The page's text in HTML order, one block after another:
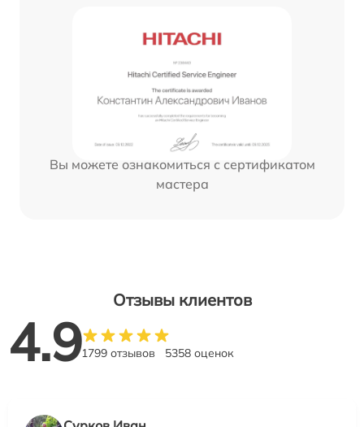
Вы можете ознакомиться с сертификатом
мастера
Отзывы клиентов
4.91799 отзывов 5358 оценок